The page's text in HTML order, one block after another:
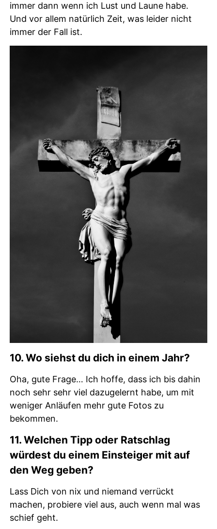
immer dann wenn ich Lust und Laune habe.
Und vor allem natürlich Zeit, was leider nicht
immer der Fall ist.
10. Wo siehst du dich in einem Jahr?
Oha, gute Frage… Ich hoffe, dass ich bis dahin
noch sehr sehr viel dazugelernt habe, um mit
weniger Anläufen mehr gute Fotos zu
bekommen.
11. Welchen Tipp oder Ratschlag
würdest du einem Einsteiger mit auf
den Weg geben?
Lass Dich von nix und niemand verrückt
machen, probiere viel aus, auch wenn mal was
schief geht.